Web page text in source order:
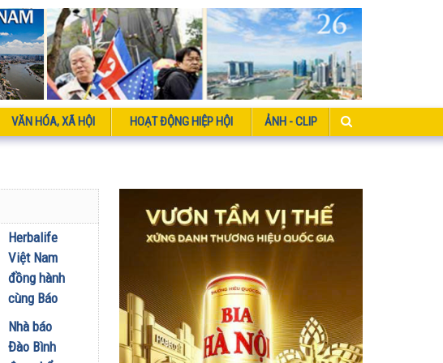
VĂN HÓA, XÃ HỘI HOẠT ĐỘNG HIỆP HỘI ẢNH - CLIP
Herbalife
Việt Nam
đồng hành
cùng Báo
Sức khỏe
và Đời
sống tổ
Nhà báo
Đào Bình